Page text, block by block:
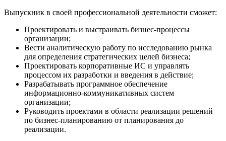
Выпускник в своей профессиональной деятельности сможет:
Проектировать и выстраивать бизнес-процессы
организации;
Вести аналитическую работу по исследованию рынка
для определения стратегических целей бизнеса;
Проектировать корпоративные ИС и управлять
процессом их разработки и введения в действие;
Разрабатывать программное обеспечение
информационно-коммуникативных систем
организации;
Руководить проектами в области реализации решений
по бизнес-планированию от планирования до
реализации.